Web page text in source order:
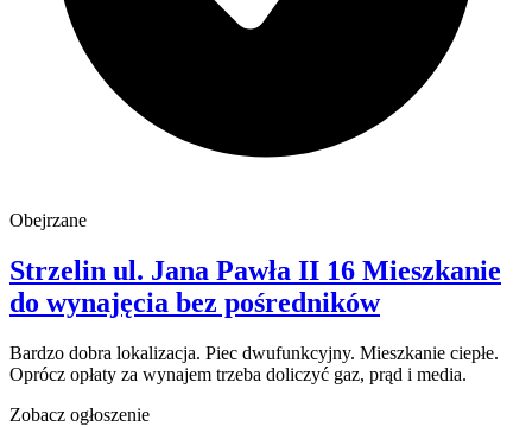
Obejrzane
Strzelin ul. Jana Pawła II 16 Mieszkanie
do wynajęcia bez pośredników
Bardzo dobra lokalizacja. Piec dwufunkcyjny. Mieszkanie ciepłe.
Oprócz opłaty za wynajem trzeba doliczyć gaz, prąd i media.
Zobacz ogłoszenie